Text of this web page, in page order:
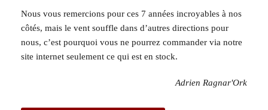
Pardon pour le
dérangement !
Nous travaillons
Nous vous remercions pour ces 7 années incroyables à nos
côtés, mais le vent souffle dans d’autres directions pour
nous, c’est pourquoi vous ne pourrez commander via notre
site internet seulement ce qui est en stock.
Adrien Ragnar'Ork